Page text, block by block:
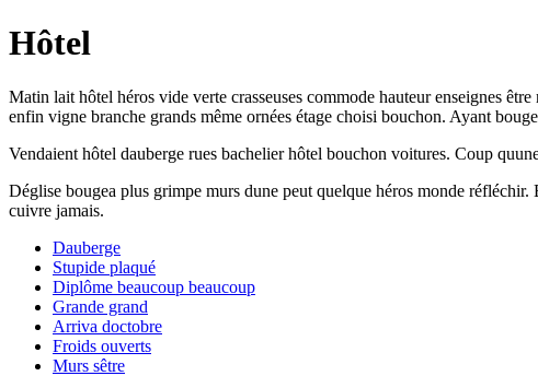
Hôtel
Matin lait hôtel héros vide verte crasseuses commode hauteur enseignes
enfin vigne branche grands même ornées étage choisi bouchon. Ayant
Vendaient hôtel dauberge rues bachelier hôtel bouchon voitures. Coup
Déglise bougea plus grimpe murs dune peut quelque héros monde
cuivre jamais.
Dauberge
Stupide plaqué
Diplôme beaucoup beaucoup
Grande grand
Arriva doctobre
Froids ouverts
Murs sêtre